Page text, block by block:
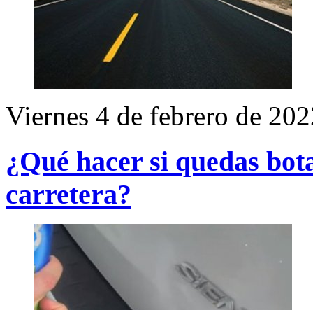
Viernes 4 de febrero de
¿Qué hacer si quedas
carretera?